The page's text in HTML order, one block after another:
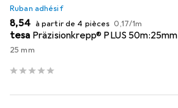
Ruban adhésif
EUR
8,54 à partir de 4 pièces EUR
0,17/1m
tesa Präzisionkrepp® PLUS 50m:25mm
25 mm